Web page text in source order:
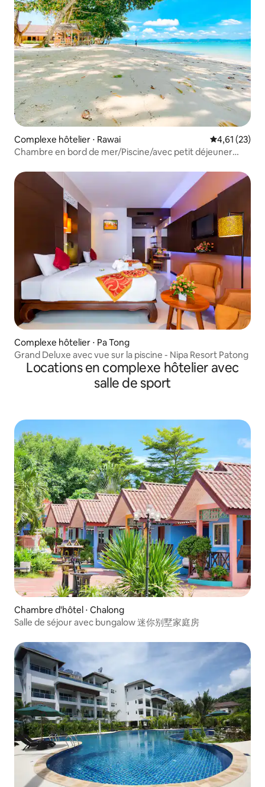
Complexe hôtelier ⋅ Rawai Évaluation
4,61 (23)
Chambre en bord de mer/Piscine/avec petit déjeuner
Complexe hôtelier ⋅ Pa Tong
Grand Deluxe avec vue sur la piscine - Nipa Resort Patong
Locations en complexe hôtelier avec
salle de sport
Chambre d'hôtel ⋅ Chalong
Salle de séjour avec bungalow 迷你别墅家庭房